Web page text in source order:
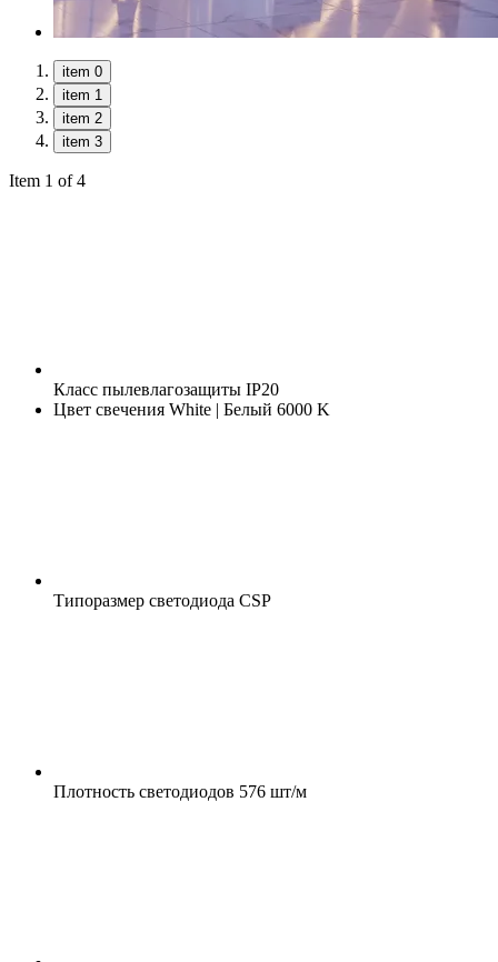
item 0
item 1
item 2
item 3
Item 1 of 4
Класс пылевлагозащиты IP20
Цвет свечения White | Белый 6000 K
Типоразмер светодиода CSP
Плотность светодиодов 576 шт/м